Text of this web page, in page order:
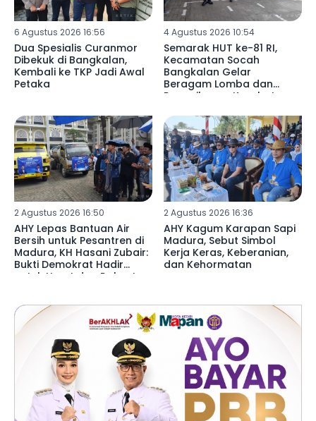
6 Agustus 2026 16:56
Dua Spesialis Curanmor
Dibekuk di Bangkalan,
Kembali ke TKP Jadi Awal
Petaka
4 Agustus 2026 10:54
Semarak HUT ke-81 RI,
Kecamatan Socah
Bangkalan Gelar
Beragam Lomba dan
Pemeriksaan Kesehatan
2 Agustus 2026 16:50
AHY Lepas Bantuan Air
Bersih untuk Pesantren di
Madura, KH Hasani Zubair:
Bukti Demokrat Hadir
untuk Umat dan Rakyat
2 Agustus 2026 16:36
AHY Kagum Karapan Sapi
Madura, Sebut Simbol
Kerja Keras, Keberanian,
dan Kehormatan